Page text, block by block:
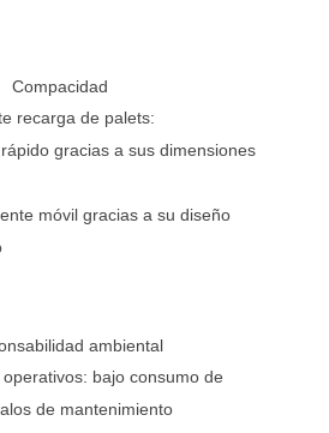
Compacidad
recarga de palets:
gracias a sus dimensiones
móvil gracias a su diseño
ambiental
bajo consumo de
de mantenimiento